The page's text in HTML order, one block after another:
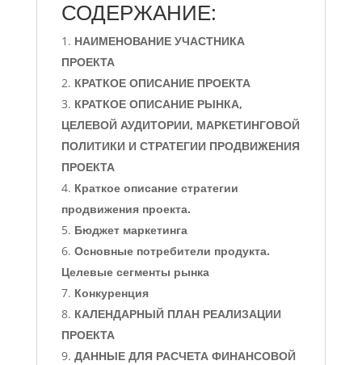
СОДЕРЖАНИЕ:
НАИМЕНОВАНИЕ УЧАСТНИКА
ПРОЕКТА
КРАТКОЕ ОПИСАНИЕ ПРОЕКТА
КРАТКОЕ ОПИСАНИЕ РЫНКА,
ЦЕЛЕВОЙ АУДИТОРИИ, МАРКЕТИНГОВОЙ
ПОЛИТИКИ И СТРАТЕГИИ ПРОДВИЖЕНИЯ
ПРОЕКТА
Краткое описание стратегии
продвижения проекта.
Бюджет маркетинга
Основные потребители продукта.
Целевые сегменты рынка
Конкуренция
КАЛЕНДАРНЫЙ ПЛАН РЕАЛИЗАЦИИ
ПРОЕКТА
ДАННЫЕ ДЛЯ РАСЧЕТА ФИНАНСОВОЙ